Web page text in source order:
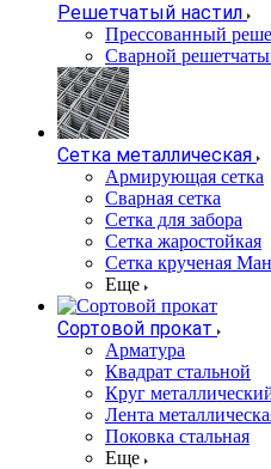
Решетчатый настил
Прессованный
Сварной
Сетка металлическая
Армирующая сетка
Сварная сетка
Сетка для забора
Сетка жаростойкая
Сетка крученая
Еще
Сортовой прокат
Арматура
Квадрат стальной
Круг
Лента
Поковка стальная
Еще